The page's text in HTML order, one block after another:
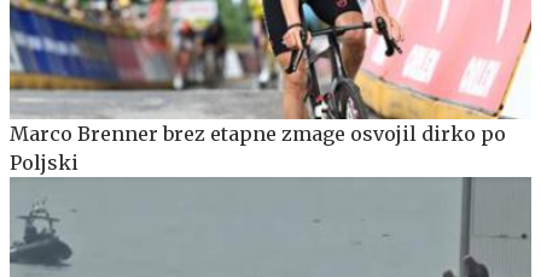
Marco Brenner brez etapne zmage osvojil dirko po
Poljski